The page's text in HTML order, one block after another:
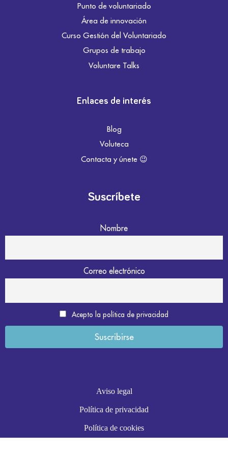
Punto de voluntariado
Área de innovación
Curso Gestión del Voluntariado
Grupos de trabajo
Voluntare Talks
Enlaces de interés
Blog
Voluteca
Contacta y únete 😉
Suscríbete
Nombre
Correo electrónico
Acepto la política de privacidad
Aviso legal
Política de privacidad
Política de cookies